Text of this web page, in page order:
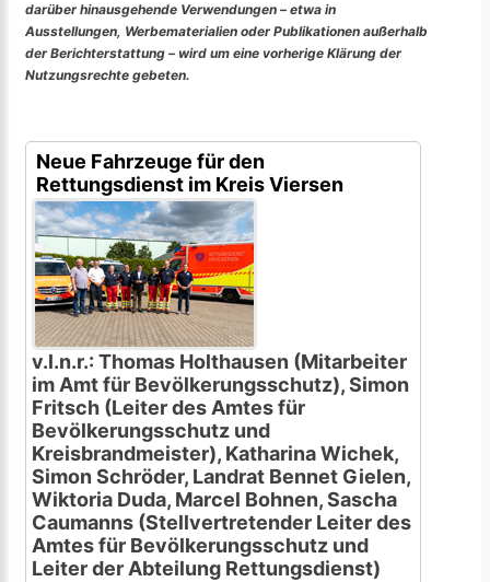
darüber hinausgehende Verwendungen – etwa in
Ausstellungen, Werbematerialien oder Publikationen außerhalb
der Berichterstattung – wird um eine vorherige Klärung der
Nutzungsrechte gebeten.
Neue Fahrzeuge für den
Rettungsdienst im Kreis Viersen
v.l.n.r.: Thomas Holthausen (Mitarbeiter
im Amt für Bevölkerungsschutz), Simon
Fritsch (Leiter des Amtes für
Bevölkerungsschutz und
Kreisbrandmeister), Katharina Wichek,
Simon Schröder, Landrat Bennet Gielen,
Wiktoria Duda, Marcel Bohnen, Sascha
Caumanns (Stellvertretender Leiter des
Amtes für Bevölkerungsschutz und
Leiter der Abteilung Rettungsdienst)